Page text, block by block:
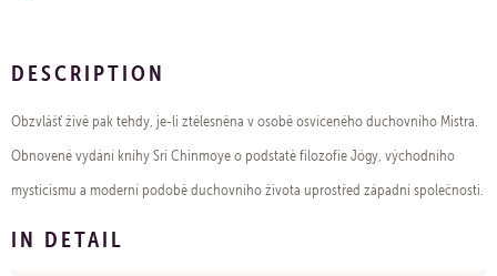
DESCRIPTION
Obzvlášť živě pak tehdy, je-li ztělesněna v osobě osvíceného duchovního Mistra.
Obnovené vydání knihy Sri Chinmoye o podstatě filozofie Jógy, východního
mysticismu a moderní podobě duchovního života uprostřed západní společnosti.
IN DETAIL